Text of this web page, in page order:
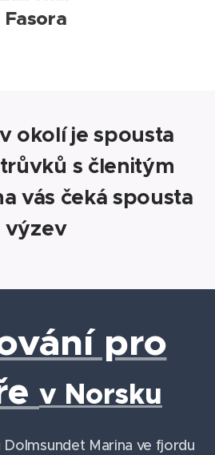
Fasora
okolí je spousta
s členitým
vás čeká spousta
výzev
pro
v Norsku
Marina ve fjordu